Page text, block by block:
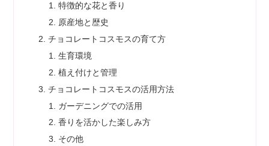
特徴的な花と香り
原産地と歴史
チョコレートコスモスの育て方
生育環境
植え付けと管理
チョコレートコスモスの活用方法
ガーデニングでの活用
香りを活かした楽しみ方
その他